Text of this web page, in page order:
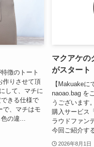
徴のトート
作りさせて頂
して、マチに
きる仕様で
で、マチはモ
の違...
マクアケの
がスタート
【Makuake
naoao.bag を
うございます
購入サービス
ラウドファン
今回ご紹介す
2026年8月1日